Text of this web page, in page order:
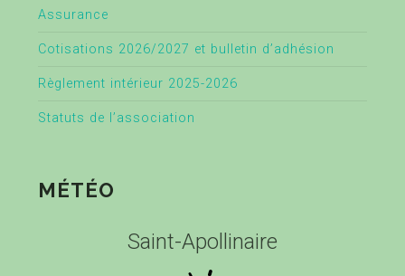
Assurance
Cotisations 2026/2027 et bulletin d’adhésion
Règlement intérieur 2025-2026
Statuts de l’association
MÉTÉO
Saint-Apollinaire